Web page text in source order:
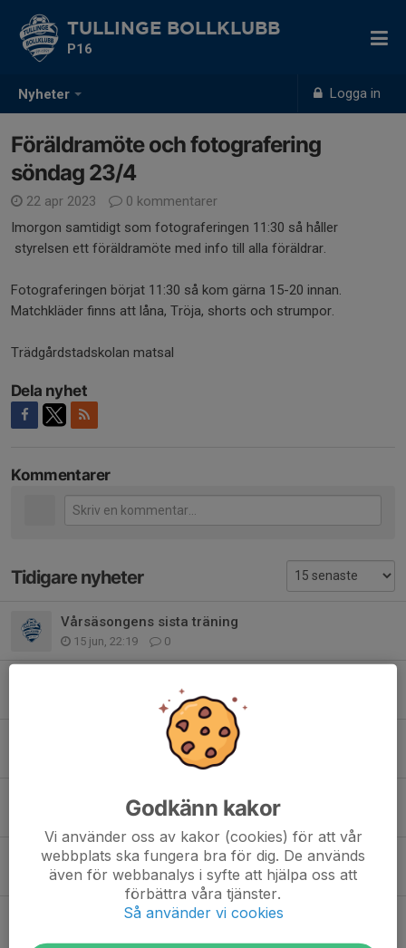
Nyheter Logga in
TULLINGE BOLLKLUBB
P16
Föräldramöte och fotografering
söndag 23/4
22 apr 2023
0 kommentarer
Imorgon samtidigt som fotograferingen 11:30 så håller
styrelsen ett föräldramöte med info till alla föräldrar.
Fotograferingen börjat 11:30 så kom gärna 15-20 innan.
Matchkläder finns att låna, Tröja, shorts och strumpor.
Trädgårdstadskolan matsal
Dela nyhet
Kommentarer
Tidigare nyheter
Vårsäsongens sista träning
15 jun, 22:19 0
0
Inomhussäsongen 2024/2025 är i gång!
Matchcamp lördag 16/9 Trädgårdsstasskolan BP
11 sep 2023 0
Knatteserien P16 2023, 27 aug
21 aug 2023 0
21/5 Knatteserien omgång 2 2023
Godkänn kakor
Vi använder oss av kakor (cookies) för att vår
webbplats ska fungera bra för dig. De används
även för webbanalys i syfte att hjälpa oss att
förbättra våra tjänster.
Så använder vi cookies